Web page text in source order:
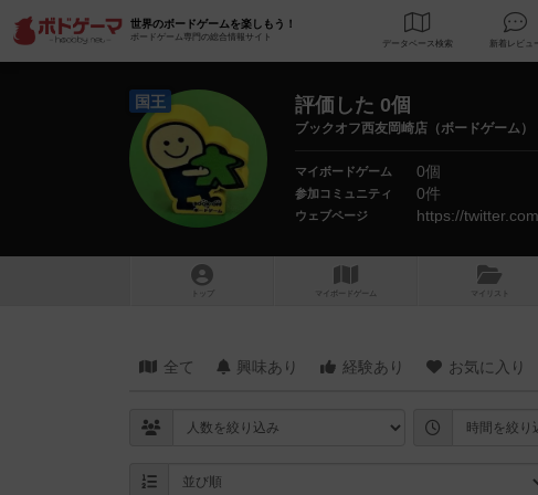
世界のボードゲームを楽しもう！
ボードゲーム専門の総合情報サイト
データベース 検索
国王 評価した 0個
ブックオフ西友岡崎店（ボードゲーム）
マイボードゲーム 0個
参加コミュニティ 0件
ウェブページ https://
トップ マイボードゲーム マイリスト
全て 興味あり 経験あり お気に入り